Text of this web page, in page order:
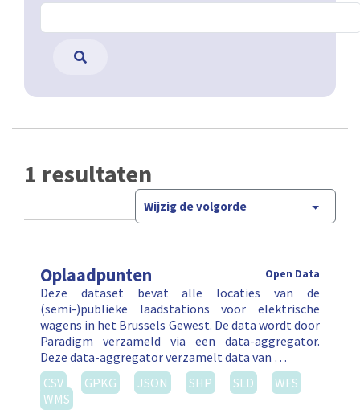
1 resultaten
Wijzig de volgorde
Oplaadpunten Open Data
Deze dataset bevat alle locaties van de
(semi-)publieke laadstations voor elektrische
wagens in het Brussels Gewest. De data wordt door
Paradigm verzameld via een data-aggregator.
Deze data-aggregator verzamelt data van …
CSV
GPKG JSON SHP SLD
WFS
WMS